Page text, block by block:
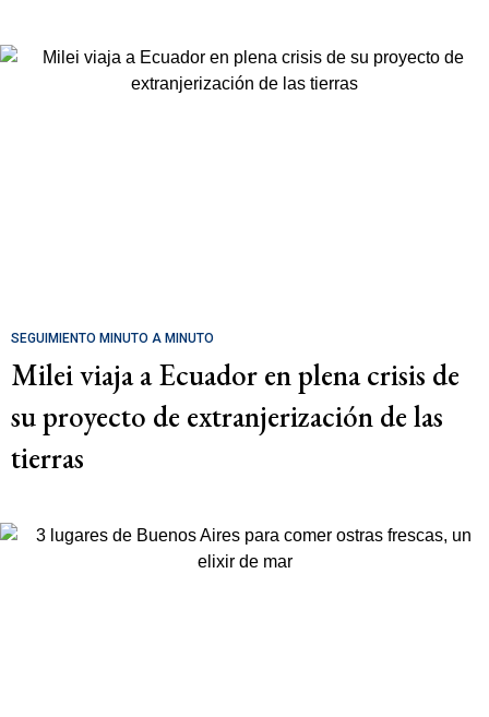
SEGUIMIENTO MINUTO A MINUTO
Milei viaja a Ecuador en plena crisis de
su proyecto de extranjerización de las
tierras